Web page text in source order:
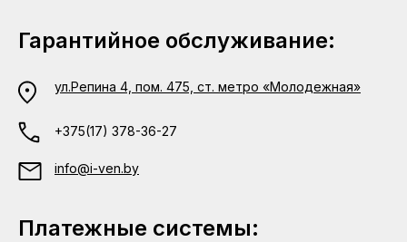
Гарантийное обслуживание:
ул.Репина 4, пом. 475, ст. метро «Молодежная»
+375(17) 378-36-27
info@i-ven.by
Платежные системы: